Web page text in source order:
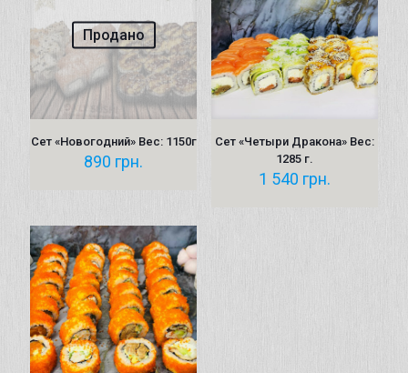
Продано
Сет «Новогодний» Вес: 1150г
890 грн.
Сет «Четыри Дракона» Вес:
1285 г.
1 540 грн.